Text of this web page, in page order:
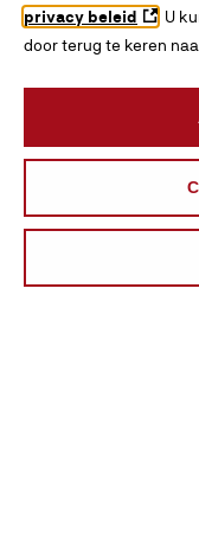
INTERESSES BLADEREN
privacy beleid
. U
door terug te keren